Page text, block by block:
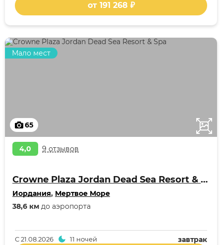
от 191 268 ₽
65
Мало мест
4,0 9 отзывов
Crowne Plaza Jordan Dead Sea Resort & Spa
Иордания, Мертвое Море
38,6 км до аэропорта
завтрак
С21.08.2026 11 ночей